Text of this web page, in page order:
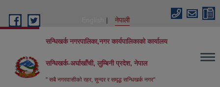
नेपाली
सन्धिखर्क नगरपालिका,नगर कार्यपालिकाको कार्यालय
सन्धिखर्क-अर्घाखाँची, लुम्बिनी प्रदेश, नेपाल
" सबै नगरवासीकाे रहर, सुन्दर र समृद्ध सन्धिखर्क नगर"